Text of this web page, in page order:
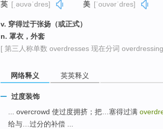
英 [ˌəʊvəˈdres] 美 [ˈoʊvərˈdres]
v. 穿得过于张扬（或正式）
n. 罩衣，外套
[ 第三人称单数 overdresses 现在分词
网络释义 英英释义
过度装饰
... overcrowd 使过度拥挤；把…塞得过满
给与…过分的补偿 ...